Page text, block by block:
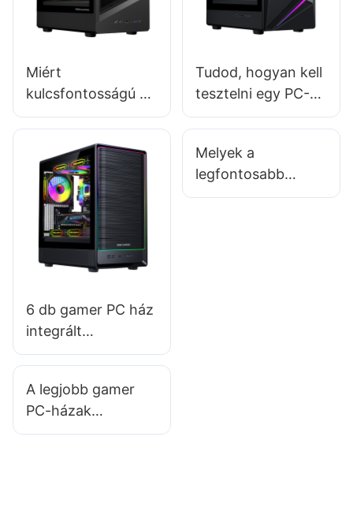
Miért
kulcsfontosságú a
termékdifferenciálá
gyártók számára?
Tudod, hogyan kell
tesztelni egy PC-
ház szerkezeti
6 db gamer PC ház
integrált
ventilátorvezérlőkk
Melyek a
legfontosabb
tényezők,
A legjobb gamer
PC-házak
energiahatékonysá